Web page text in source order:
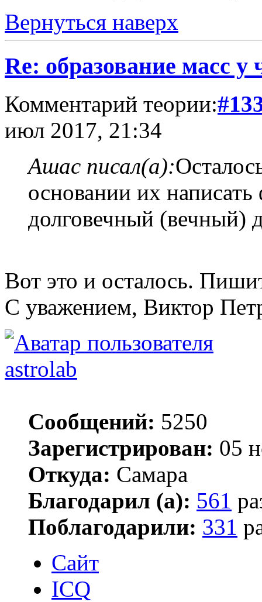
Вернуться наверх
Re: образование масс у
Комментарий теории:
июл 2017, 21:34
Ашас писал(а):
основании их
долговечный (вечный)
Вот это и осталось.
С уважением, Виктор
astrolab
Сообщений: 5250
Зарегистрирован: 05
Откуда: Самара
Благодарил (а): 561
Поблагодарили: 331
Сайт
ICQ